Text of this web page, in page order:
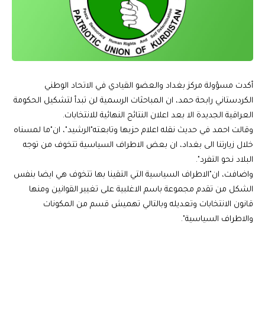
أكدت مسؤولة مركز بغداد والعضو القيادي في الاتحاد الوطني
الكردستاني رابحة حمد، ان المباحثات الرسمية لن تبدأ لتشكيل الحكومة
العراقية الجديدة الا بعد اعلان النتائج النهائية للانتخابات.
وقالت احمد في حديث نقله اعلام حزبها وتابعته"الرشيد"، ان"ما لمسناه
خلال زيارتنا الى بغداد، ان بعض الاطراف السياسية تتخوف من توجه
البلاد نحو التفرد".
واضافت، ان"الاطراف السياسية التي التقينا بها تتخوف هي ايضا بنفس
الشكل من تقدم مجموعة باسم الاغلبية على تغيير القوانين ومنها
قانون الانتخابات وتعديله وبالتالي تهميش قسم من المكونات
والاطراف السياسية".